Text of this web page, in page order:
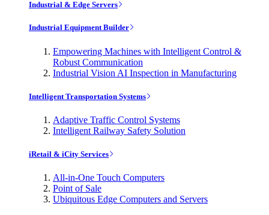
Industrial & Edge Servers
Industrial Equipment Builder
Empowering Machines with Intelligent Control &
Robust Communication
Industrial Vision AI Inspection in Manufacturing
Intelligent Transportation Systems
Adaptive Traffic Control Systems
Intelligent Railway Safety Solution
iRetail & iCity Services
All-in-One Touch Computers
Point of Sale
Ubiquitous Edge Computers and Servers